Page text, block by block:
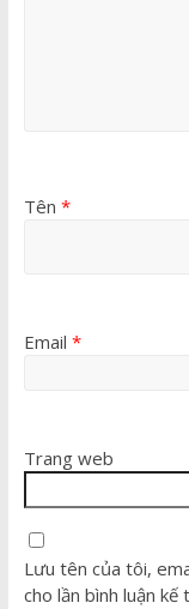
Tên *
Email *
Trang web
Lưu tên của tôi,
cho lần bình luận kế